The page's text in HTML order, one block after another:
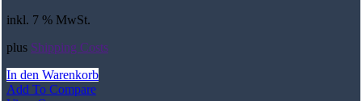
inkl. 7 % MwSt.
plus Shipping Costs
In den Warenkorb
Add To Compare